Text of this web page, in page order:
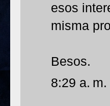
esos
misma
Besos.
8:29 a. m.